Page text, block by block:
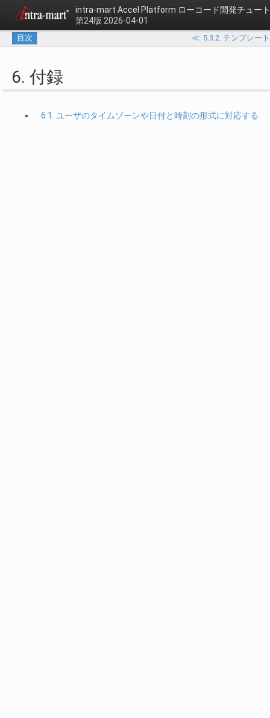
intra-mart Accel Platform ローコード開発チュー
第24版 2026-04-01
目次 ≪ 5.3.2. テンプレー
6. 付録
6.1. ユーザのタイムゾーンや日付と時刻の形式に対応する